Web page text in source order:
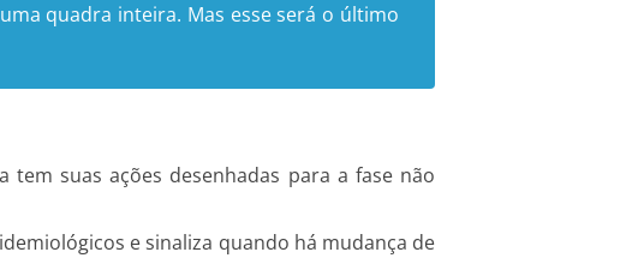
quadra inteira. Mas esse será o último
suas ações desenhadas para a fase não
e sinaliza quando há mudança de